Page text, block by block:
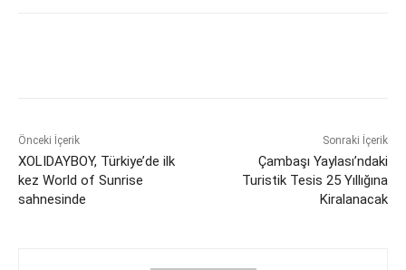
Önceki İçerik
XOLIDAYBOY, Türkiye’de ilk
kez World of Sunrise
sahnesinde
Sonraki İçerik
Çambaşı Yaylası’ndaki
Turistik Tesis 25 Yıllığına
Kiralanacak